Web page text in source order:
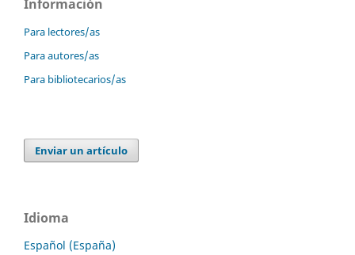
Información
Para lectores/as
Para autores/as
Para bibliotecarios/as
Enviar un artículo
Idioma
Español (España)